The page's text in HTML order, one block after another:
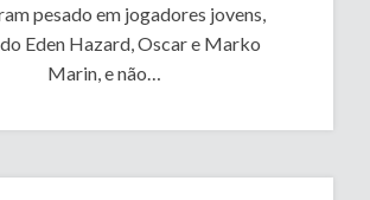
pesado em jogadores jovens,
Eden Hazard, Oscar e Marko
Marin, e não…